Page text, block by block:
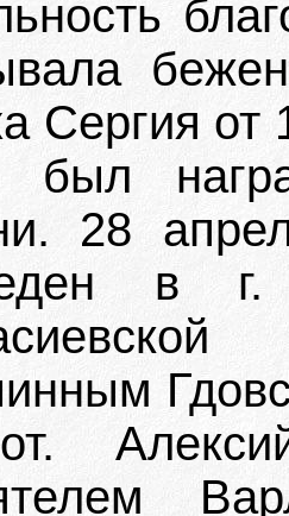
Сергия от
был
28
в